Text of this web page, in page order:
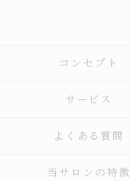
コンセプト
サービス
よくある質問
当サロンの特徴